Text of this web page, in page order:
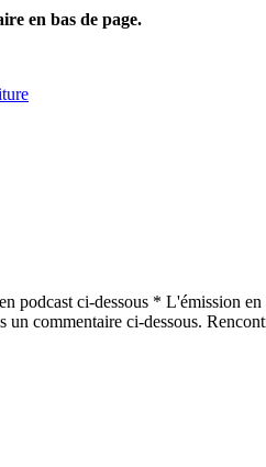
en bas de page.
podcast ci-dessous * L'émission
un commentaire ci-dessous.